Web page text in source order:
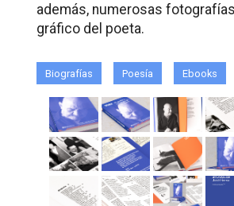
además, numerosas
gráfico del poeta.
Biografías Poesía Ebooks